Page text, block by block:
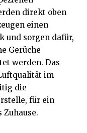
direkt oben
einen
und sorgen dafür,
Gerüche
werden. Das
im
die
für ein